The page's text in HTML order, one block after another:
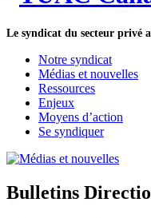
Le syndicat du secteur privé
Notre syndicat
Médias et nouvelles
Ressources
Enjeux
Moyens d’action
Se syndiquer
Bulletins